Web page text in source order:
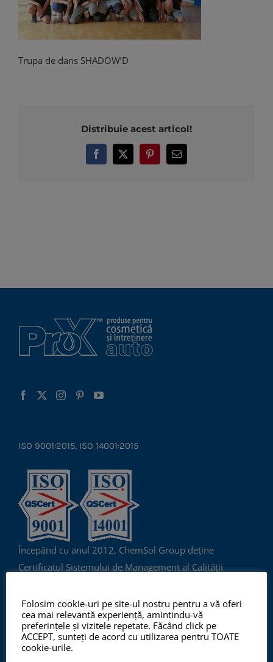
Trupa de dans SHADOW’D
Distribuie acest articol!
Facebook
X PinterestEmail
ISO 9001:2015, ISO 14001:2015
Începând cu anul 2012, ChemSol Group deține
Certificatul Sistemului de Management al Calității
al Mediului ISO14001:2015.
PRO-X PRODUCTS CATALOG
Folosim cookie-uri pe site-ul nostru pentru a vă oferi
cea mai relevantă experiență, amintindu-vă
preferințele și vizitele repetate. Făcând click pe
ACCEPT, sunteți de acord cu utilizarea pentru TOATE
cookie-urile.